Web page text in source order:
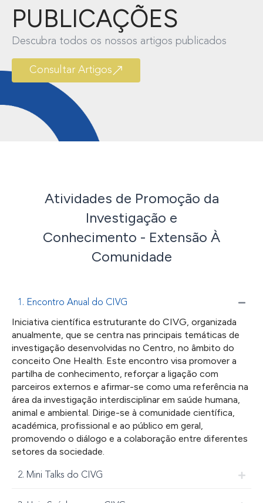
PUBLICAÇÕES
Descubra todos os nossos artigos publicados
Consultar Artigos
Atividades de Promoção da
Investigação e
Conhecimento - Extensão À
Comunidade
1. Encontro Anual do CIVG
Iniciativa científica estruturante do CIVG, organizada
anualmente, que se centra nas principais temáticas de
investigação desenvolvidas no Centro, no âmbito do
conceito One Health. Este encontro visa promover a
partilha de conhecimento, reforçar a ligação com
parceiros externos e afirmar-se como uma referência na
área da investigação interdisciplinar em saúde humana,
animal e ambiental. Dirige-se à comunidade científica,
académica, profissional e ao público em geral,
promovendo o diálogo e a colaboração entre diferentes
setores da sociedade.
2. Mini Talks do CIVG